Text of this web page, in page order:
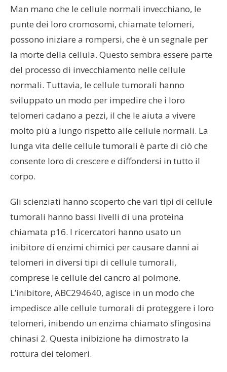
Man mano che le cellule normali invecchiano, le
punte dei loro cromosomi, chiamate telomeri,
possono iniziare a rompersi, che è un segnale per
la morte della cellula. Questo sembra essere parte
del processo di invecchiamento nelle cellule
normali. Tuttavia, le cellule tumorali hanno
sviluppato un modo per impedire che i loro
telomeri cadano a pezzi, il che le aiuta a vivere
molto più a lungo rispetto alle cellule normali. La
lunga vita delle cellule tumorali è parte di ciò che
consente loro di crescere e diffondersi in tutto il
corpo.
Gli scienziati hanno scoperto che vari tipi di cellule
tumorali hanno bassi livelli di una proteina
chiamata p16. I ricercatori hanno usato un
inibitore di enzimi chimici per causare danni ai
telomeri in diversi tipi di cellule tumorali,
comprese le cellule del cancro al polmone.
L’inibitore, ABC294640, agisce in un modo che
impedisce alle cellule tumorali di proteggere i loro
telomeri, inibendo un enzima chiamato sfingosina
chinasi 2. Questa inibizione ha dimostrato la
rottura dei telomeri.